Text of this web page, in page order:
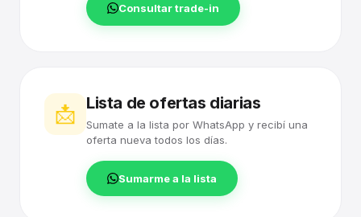
Consultar trade-in
📩 Lista de ofertas diarias
Sumate a la lista por WhatsApp y recibí una
oferta nueva todos los días.
Sumarme a la lista